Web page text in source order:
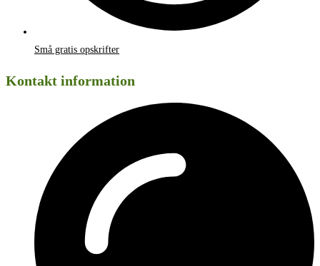
Små gratis opskrifter
Kontakt information